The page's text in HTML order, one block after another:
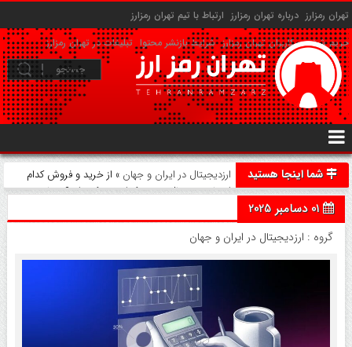
تهران رمزارز درباره تهران رمزارز ارتباط با تیم تهران رمزارز
حریم شخصی کاربران تهران رمزارز شرایط بازنشر محتوا تبلیغات در تهران رمزارز
شما اینجا هستید ارزدیجیتال در ایران و جهان » از خرید و فروش کدام
ارزهای دیجیتال سود و کدام ضرر کرده‌اید؟ محاسبه سود
و زیان لحظه‌ای با ابزار PNL صرافی راستین
01 دسامبر 2025
گروه : ارزدیجیتال در ایران و جهان